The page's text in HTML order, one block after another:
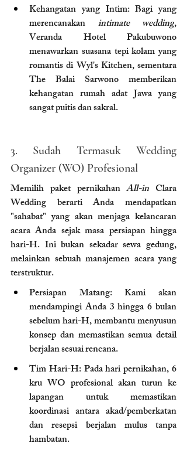
Kehangatan yang Intim: Bagi yang
merencanakan intimate wedding,
Veranda Hotel Pakubuwono
menawarkan suasana tepi kolam yang
romantis di Wyl's Kitchen, sementara
The Balai Sarwono memberikan
kehangatan rumah adat Jawa yang
sangat puitis dan sakral.
3. Sudah Termasuk Wedding
Organizer (WO) Profesional
Memilih paket pernikahan All-in Clara
Wedding berarti Anda mendapatkan
"sahabat" yang akan menjaga kelancaran
acara Anda sejak masa persiapan hingga
hari-H. Ini bukan sekadar sewa gedung,
melainkan sebuah manajemen acara yang
terstruktur.
Persiapan Matang: Kami akan
mendampingi Anda 3 hingga 6 bulan
sebelum hari-H, membantu menyusun
konsep dan memastikan semua detail
berjalan sesuai rencana.
Tim Hari-H: Pada hari pernikahan, 6
kru WO profesional akan turun ke
lapangan untuk memastikan
koordinasi antara akad/pemberkatan
dan resepsi berjalan mulus tanpa
hambatan.